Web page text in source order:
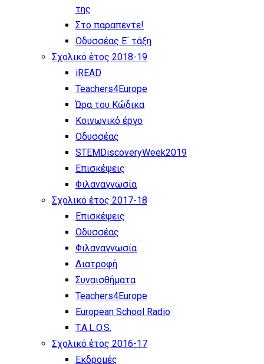
της
Στο παραπέντε!
Οδυσσέας Ε΄ τάξη
Σχολικό έτος 2018-19
iREAD
Teachers4Europe
Ώρα του Κώδικα
Κοινωνικό έργο
Οδυσσέας
STEMDiscoveryWeek2019
Επισκέψεις
Φιλαναγνωσία
Σχολικό έτος 2017-18
Επισκέψεις
Οδυσσέας
Φιλαναγνωσία
Διατροφή
Συναισθήματα
Teachers4Europe
European School Radio
T.A.L.O.S.
Σχολικό έτος 2016-17
Εκδρομές